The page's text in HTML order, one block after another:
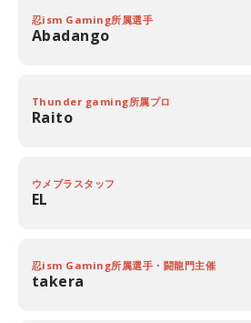
忍ism Gaming所属選手
Abadango
Thunder gaming所属プロ
Raito
ウメブラスタッフ
EL
忍ism Gaming所属選手・闘龍門主催
takera